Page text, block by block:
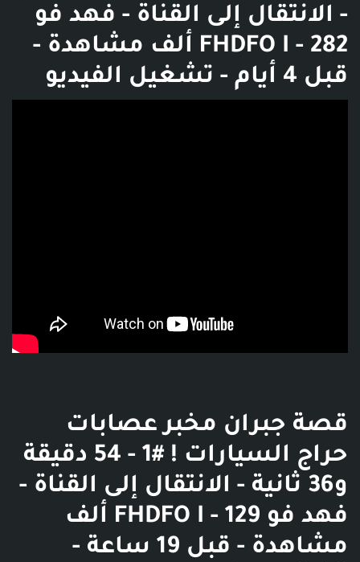
- الانتقال إلى القناة - فهد فو
FHDFO I - 282 ألف مشاهدة -
قبل 4 أيام - تشغيل الفيديو
قصة جبران مخبر عصابات
حراج السيارات ! #1 - 54 دقيقة
و36 ثانية - الانتقال إلى القناة -
فهد فو FHDFO I - 129 ألف
مشاهدة - قبل 19 ساعة -